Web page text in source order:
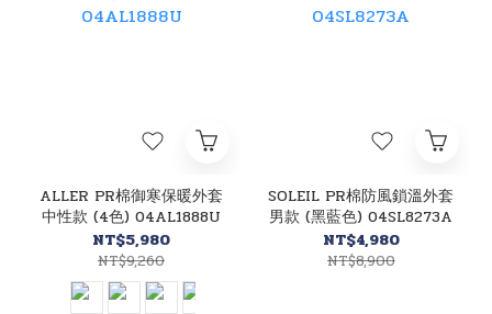
ALLER PR棉御寒保暖外套
中性款 (4色) 04AL1888U
NT$5,980
NT$9,260
SOLEIL PR棉防風鎖溫外套
男款 (黑藍色) 04SL8273A
NT$4,980
NT$8,900